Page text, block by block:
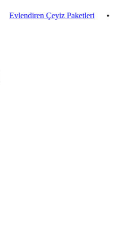
Çeyiz Paketleri • 3 Al